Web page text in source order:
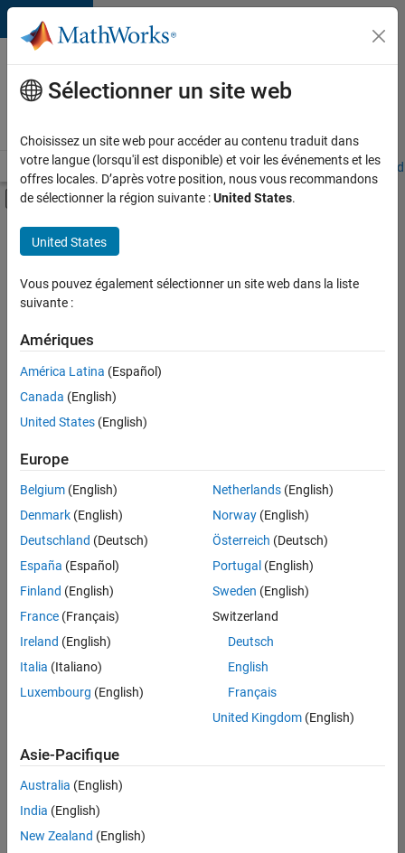
Passer au contenu
Votre
carrière
chez
Accueil Explorer nos opportunités Adresses de nos bureaux
Activer/désactiver l'affichage du menu
Contenu principal
FILTRER PAR
Ventes commerciales
Ventes internes
Services marketing
Actuellement,
aucune
offre
d'emploi
correspondant
à vos
critères
de
recherche.
Vous
pouvez
élargir
votre
recherche
ou
afficher
l’ensemble
d'emploi.
malgré
tout
vous
Sélectionner un site web
Choisissez un site web pour accéder au contenu traduit dans
votre langue (lorsqu'il est disponible) et voir les événements et les
offres locales. D’après votre position, nous vous recommandons
de sélectionner la région suivante :United States.
United States
Vous pouvez également sélectionner un site web dans la liste
suivante :
Amériques
América Latina (Español)
Canada (English)
United States (English)
Europe
Belgium (English)
Denmark (English)
Deutschland (Deutsch)
España (Español)
Finland (English)
France (Français)
Ireland (English)
Italia (Italiano)
Luxembourg (English)
Netherlands(English)
Norway(English)
Österreich (Deutsch)
Portugal (English)
Sweden (English)
Switzerland
Deutsch
English
Français
United Kingdom(English)
Asie-Pacifique
Australia (English)
India (English)
New Zealand (English)